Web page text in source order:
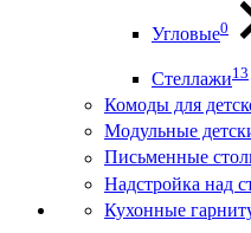
Угловые0
Стеллажи13
Комоды для
Модульные
Письменные
Надстройка над
Кухонные